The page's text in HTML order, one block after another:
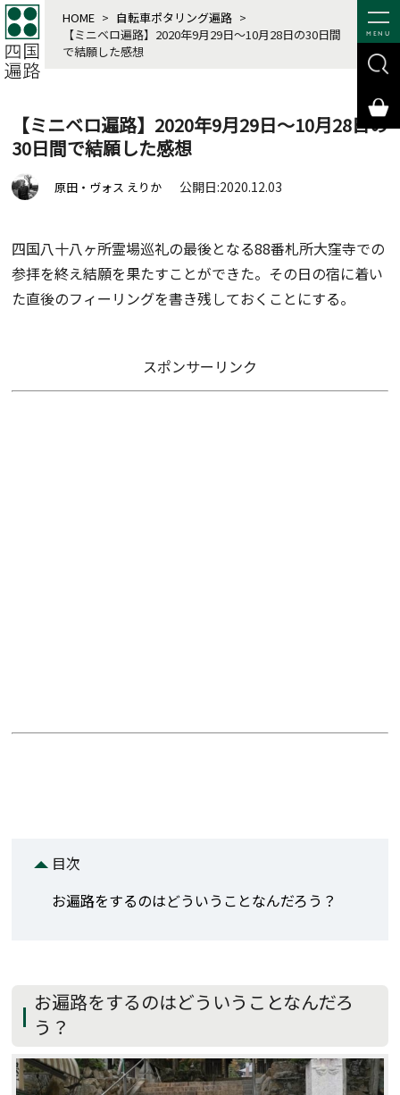
MENU
HOME > 自転車ポタリング遍路 >
【ミニベロ遍路】2020年9月29日～10月28日の30日間
で結願した感想
【ミニベロ遍路】2020年9月29日～10月28日の
30日間で結願した感想
原田・ヴォス えりか 公開日:2020.12.03
四国八十八ヶ所霊場巡礼の最後となる88番札所大窪寺での
参拝を終え結願を果たすことができた。その日の宿に着い
た直後のフィーリングを書き残しておくことにする。
スポンサーリンク
目次
お遍路をするのはどういうことなんだろう？
お遍路をするのはどういうことなんだろ
う？